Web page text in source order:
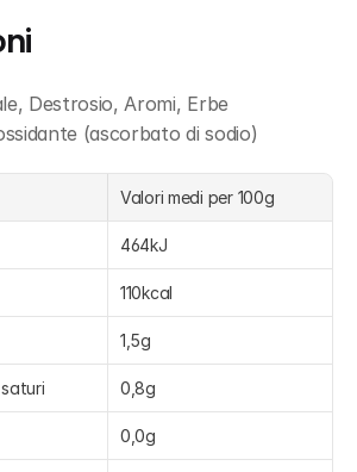
Destrosio, Aromi, Erbe
(ascorbato di sodio)
Valori medi per 100g
464kJ
110kcal
1,5g
0,8g
0,0g